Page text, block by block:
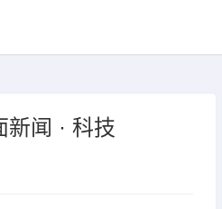
闻 · 科技